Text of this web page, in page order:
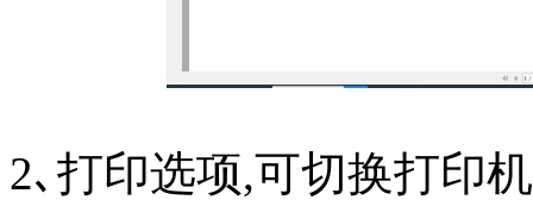
2､打印选项,可切换打印